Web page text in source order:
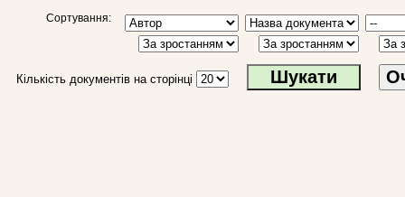
Сортування:
Кількість документів на сторінці